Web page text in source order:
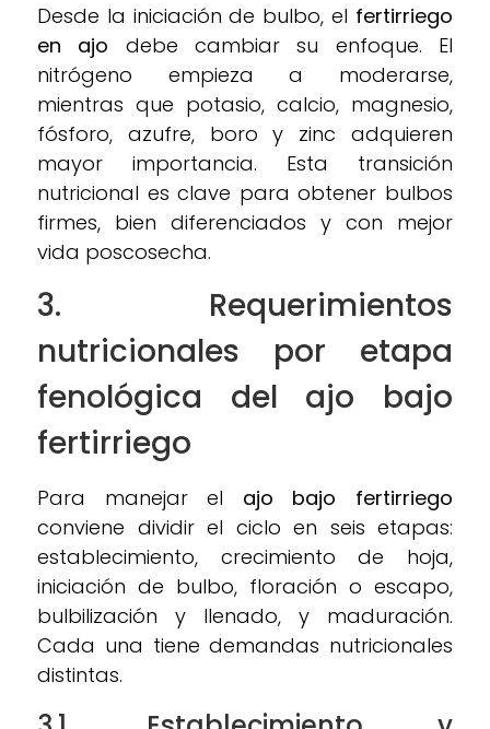
Desde la iniciación de bulbo, el fertirriego
en ajo debe cambiar su enfoque. El
nitrógeno empieza a moderarse,
mientras que potasio, calcio, magnesio,
fósforo, azufre, boro y zinc adquieren
mayor importancia. Esta transición
nutricional es clave para obtener bulbos
firmes, bien diferenciados y con mejor
vida poscosecha.
3. Requerimientos
nutricionales por etapa
fenológica del ajo bajo
fertirriego
Para manejar el ajo bajo fertirriego
conviene dividir el ciclo en seis etapas:
establecimiento, crecimiento de hoja,
iniciación de bulbo, floración o escapo,
bulbilización y llenado, y maduración.
Cada una tiene demandas nutricionales
distintas.